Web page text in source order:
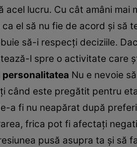
acel lucru. Cu cât amâni
el să nu fie de acord şi să
să-i respecţi deciziile.
l spre o activitate care
Nu e nevoie
când este pregătit pentru
a fi nu neapărat după
frica pot fi afectaţi
pusă asupra ta şi să